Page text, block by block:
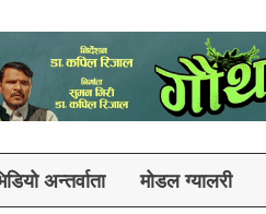
अन्तर्वाता मोडल ग्यालरी